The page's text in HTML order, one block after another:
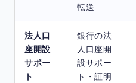
転送
法人口
座開設
サポー
ト
銀行の法
人口座開
設サポー
ト・証明